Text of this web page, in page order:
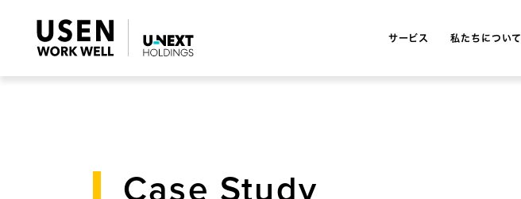
サービス 私たちについて
Case Study